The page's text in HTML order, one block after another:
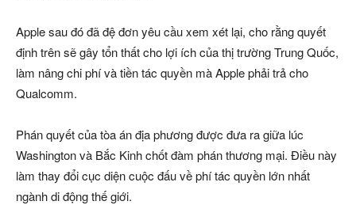
Apple sau đó đã đệ đơn yêu cầu xem xét lại, cho rằng quyết
định trên sẽ gây tổn thất cho lợi ích của thị trường Trung Quốc,
làm nâng chi phí và tiền tác quyền mà Apple phải trả cho
Qualcomm.
Phán quyết của tòa án địa phương được đưa ra giữa lúc
Washington và Bắc Kinh chốt đàm phán thương mại. Điều này
làm thay đổi cục diện cuộc đấu về phí tác quyền lớn nhất
ngành di động thế giới.